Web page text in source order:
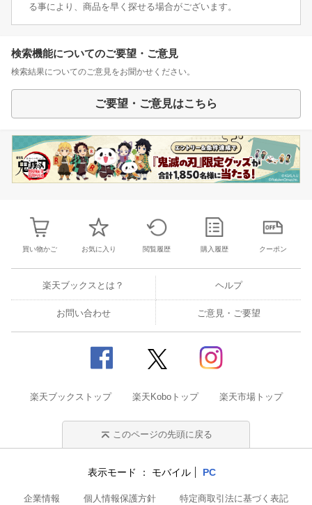
る事により、商品を早く探せる場合がございます。
検索機能についてのご要望・ご意見
検索結果についてのご意見をお聞かせください。
ご要望・ご意見はこちら
買い物かご お気に入り 閲覧履歴 購入履歴 クーポン
楽天ブックスとは？ ヘルプ
お問い合わせ ご意見・ご要望
楽天ブックストップ 楽天Koboトップ 楽天市場トップ
このページの先頭に戻る
表示モード モバイル PC
企業情報 個人情報保護方針 特定商取引法に基づく表記